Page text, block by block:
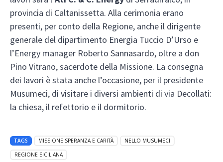
provincia di Caltanissetta. Alla cerimonia erano
presenti, per conto della Regione, anche il dirigente
generale del dipartimento Energia Tuccio D’Urso e
l’Energy manager Roberto Sannasardo, oltre a don
Pino Vitrano, sacerdote della Missione. La consegna
dei lavori è stata anche l’occasione, per il presidente
Musumeci, di visitare i diversi ambienti di via Decollati:
la chiesa, il refettorio e il dormitorio.
TAGS MISSIONE SPERANZA E CARITÀ
NELLO MUSUMECI
REGIONE SICILIANA